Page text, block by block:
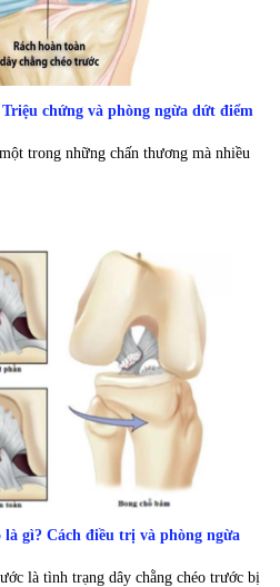
chứng và phòng ngừa dứt điểm
trong những chấn thương mà nhiều
gì? Cách điều trị và phòng ngừa
là tình trạng dây chằng chéo trước bị